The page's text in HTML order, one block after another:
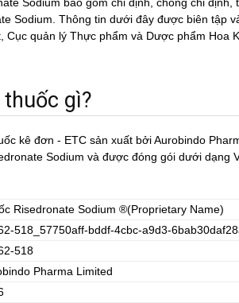
Sodium. Thông tin dưới đây được biên tập
Cục quản lý Thực phẩm và Dược phẩm Hoa
gì?
kê đơn - ETC sản xuất bởi Aurobindo
Sodium và được đóng gói dưới dạng
Risedronate Sodium ®(Proprietary Name)
518_57750aff-bddf-4cbc-a9d3-
518
Pharma Limited